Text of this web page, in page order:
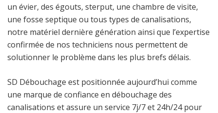
un évier, des égouts, sterput, une chambre de visite,
une fosse septique ou tous types de canalisations,
notre matériel dernière génération ainsi que l’expertise
confirmée de nos techniciens nous permettent de
solutionner le problème dans les plus brefs délais.
SD Débouchage est positionnée aujourd’hui comme
une marque de confiance en débouchage des
canalisations et assure un service 7j/7 et 24h/24 pour